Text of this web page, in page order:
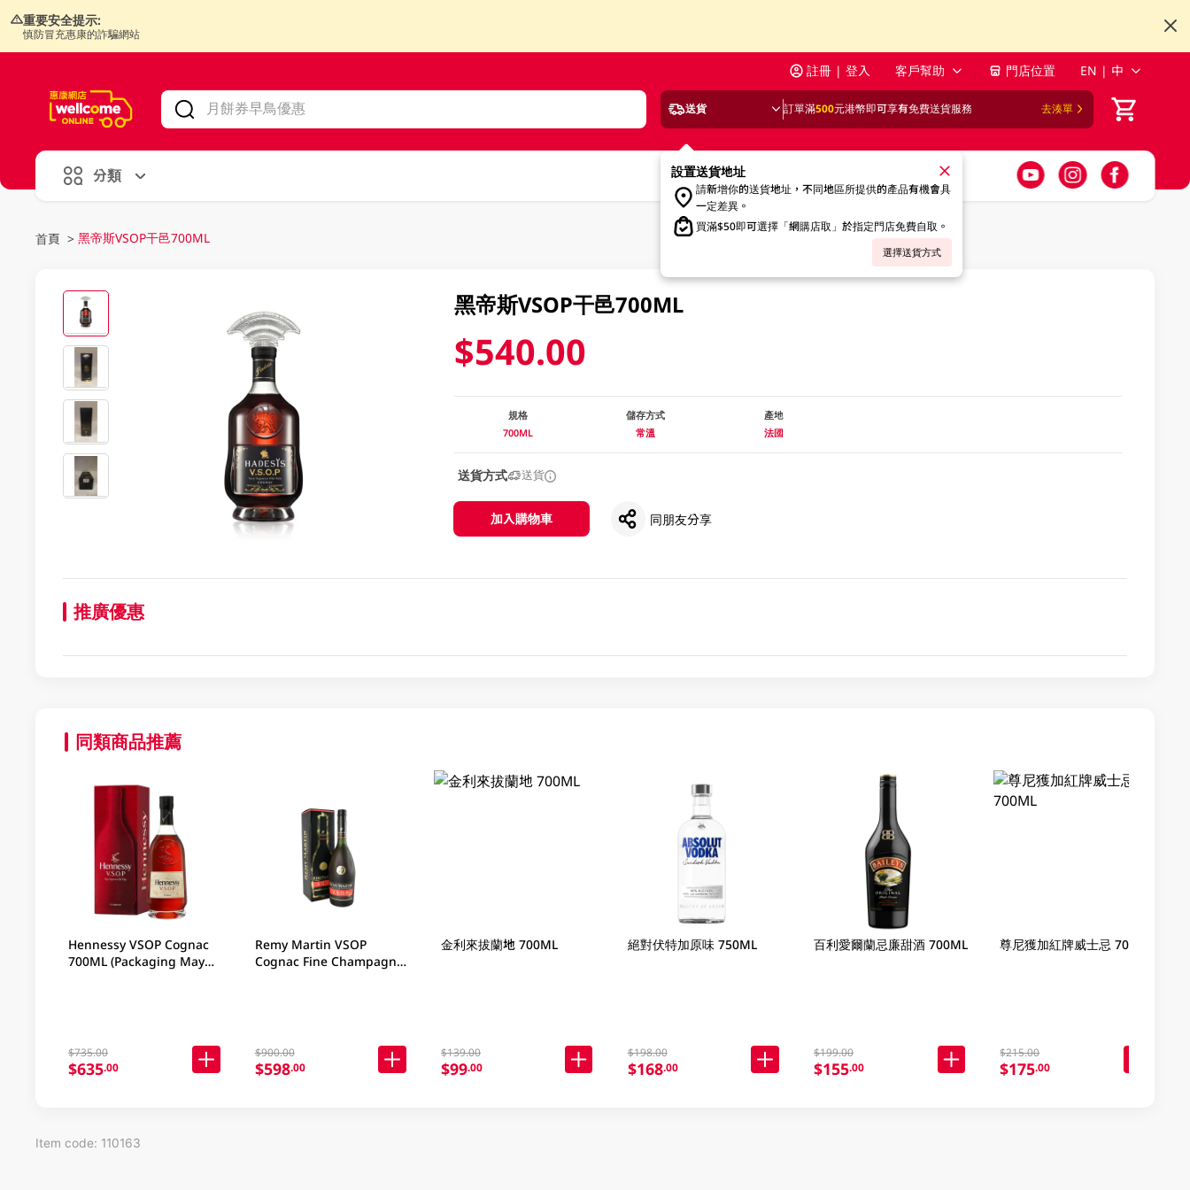
重要安全提示:
慎防冒充惠康的詐騙網站
註冊 | 登入 客戶幫助 門店位置 EN | 中
送貨 訂單滿500元港幣即可享有免費送貨服務 去湊單
設置送貨地址
請新增你的送貨地址，不同地區所提供的產品有機會具
一定差異。
買滿$50即可選擇「網購店取」於指定門店免費自取。
選擇送貨方式
分類
首頁 > 黑帝斯VSOP干邑700ML
黑帝斯VSOP干邑700ML
$540.00
規格
700ML
儲存方式
常溫
產地
法國
送貨方式 送貨
加入購物車 同朋友分享
推廣優惠
同類商品推薦
Hennessy VSOP Cognac
700ML (Packaging May
$735.00
$635.00
Remy Martin VSOP
Cognac Fine Champagne
$900.00
$598.00
金利來拔蘭地 700ML
$139.00
$99.00
絕對伏特加原味 750ML
$198.00
$168.00
百利愛爾蘭忌廉甜酒 700ML
$199.00
$155.00
尊尼獲加紅牌威士忌 700ML
$215.00
$175.00
Item code: 110163